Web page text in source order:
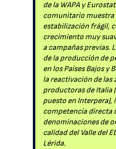
de la WAPA y
comunitario muestra
estabilización frágil,
crecimiento muy
a campañas previas.
de la producción de
en los Países Bajos y
la reactivación de las
productoras de Italia
puesto en Interpera),
competencia directa
denominaciones de
calidad del Valle del
Lérida.